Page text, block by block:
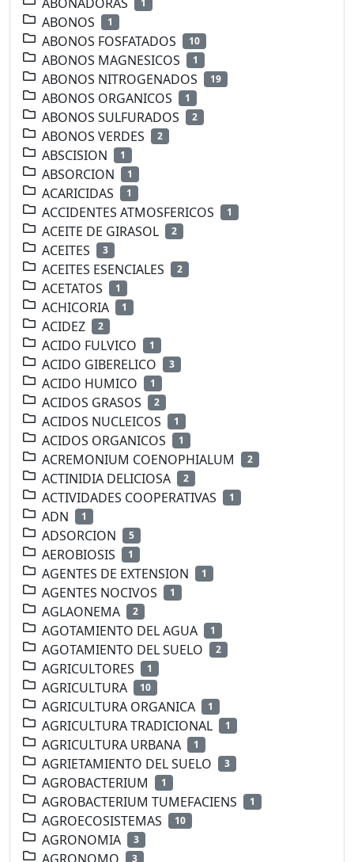
1
ABONOS 1
ABONOS FOSFATADOS 10
ABONOS MAGNESICOS 1
ABONOS NITROGENADOS 19
ABONOS ORGANICOS 1
ABONOS SULFURADOS 2
ABONOS VERDES 2
ABSCISION 1
ABSORCION 1
ACARICIDAS 1
ACCIDENTES ATMOSFERICOS 1
ACEITE DE GIRASOL 2
ACEITES 3
ACEITES ESENCIALES 2
ACETATOS 1
ACHICORIA 1
ACIDEZ 2
ACIDO FULVICO 1
ACIDO GIBERELICO 3
ACIDO HUMICO 1
ACIDOS GRASOS 2
ACIDOS NUCLEICOS 1
ACIDOS ORGANICOS 1
ACREMONIUM COENOPHIALUM 2
ACTINIDIA DELICIOSA 2
ACTIVIDADES COOPERATIVAS 1
ADN 1
ADSORCION 5
AEROBIOSIS 1
AGENTES DE EXTENSION 1
AGENTES NOCIVOS 1
AGLAONEMA 2
AGOTAMIENTO DEL AGUA 1
AGOTAMIENTO DEL SUELO 2
AGRICULTORES 1
AGRICULTURA 10
AGRICULTURA ORGANICA 1
AGRICULTURA TRADICIONAL 1
AGRICULTURA URBANA 1
AGRIETAMIENTO DEL SUELO 3
AGROBACTERIUM 1
AGROBACTERIUM TUMEFACIENS 1
AGROECOSISTEMAS 10
AGRONOMIA 3
3